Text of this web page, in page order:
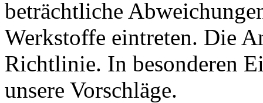
beträchtliche
Werkstoffe eintreten. Die
Richtlinie. In besonderen
unsere Vorschläge.